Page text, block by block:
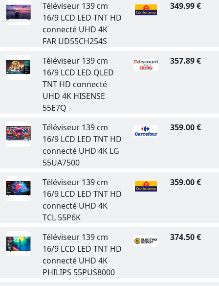
Téléviseur 139 cm
16/9 LCD LED TNT HD
connecté UHD 4K
FAR UD55CH254S
349.99 €
Téléviseur 139 cm
16/9 LCD LED QLED
TNT HD connecté
UHD 4K HISENSE
55E7Q
357.89 €
Téléviseur 139 cm
16/9 LCD LED TNT HD
connecté UHD 4K LG
55UA7500
359.00 €
Téléviseur 139 cm
16/9 LCD LED TNT HD
connecté UHD 4K
TCL 55P6K
359.00 €
Téléviseur 139 cm
16/9 LCD LED TNT HD
connecté UHD 4K
PHILIPS 55PUS8000
374.50 €